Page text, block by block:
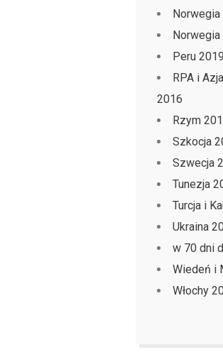
Norwegia
Norwegia
Peru 2019
RPA i
2016
Rzym
Szkocja
Szwecja
Tunezja
Turcja i
Ukraina
w 70 dni
Wiedeń i
Włochy